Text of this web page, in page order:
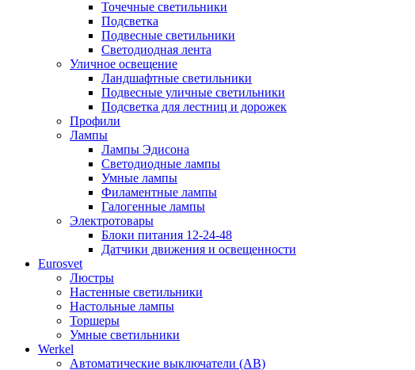
Точечные светильники
Подсветка
Подвесные светильники
Светодиодная лента
Уличное освещение
Ландшафтные светильники
Подвесные уличные светильники
Подсветка для лестниц и дорожек
Профили
Лампы
Лампы Эдисона
Светодиодные лампы
Умные лампы
Филаментные лампы
Галогенные лампы
Электротовары
Блоки питания 12-24-48
Датчики движения и освещенности
Eurosvet
Люстры
Настенные светильники
Настольные лампы
Торшеры
Умные светильники
Werkel
Автоматические выключатели (АВ)